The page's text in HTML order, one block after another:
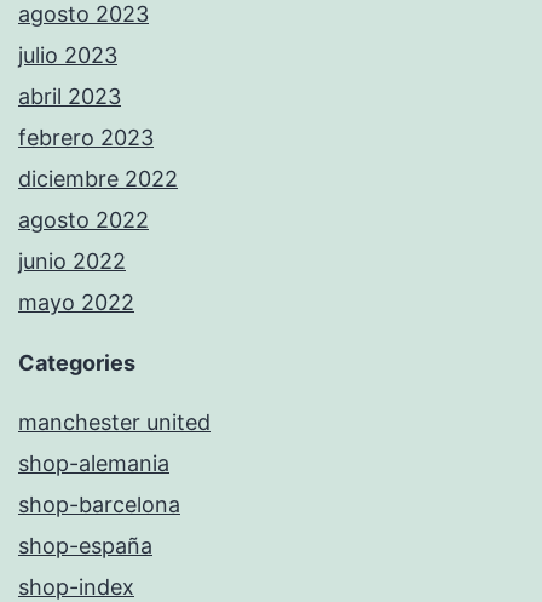
agosto 2023
julio 2023
abril 2023
febrero 2023
diciembre 2022
agosto 2022
junio 2022
mayo 2022
Categories
manchester united
shop-alemania
shop-barcelona
shop-españa
shop-index